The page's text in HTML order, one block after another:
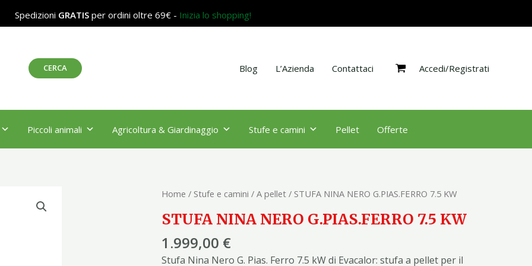
Spedizioni GRATIS per ordini oltre 69€ - Inizia lo shopping!
CERCA Blog L’Azienda Contattaci Accedi/Registrati
Piccoli animali Agricoltura & Giardinaggio Stufe e camini Pellet Offerte
Home / Stufe e camini / A pellet / STUFA NINA NERO G.PIAS.FERRO 7.5 KW
STUFA NINA NERO G.PIAS.FERRO 7.5 KW
1.999,00 €
Stufa Nina Nero G. Pias. Ferro 7.5 kW di Evacalor: stufa a pellet per il
STUFA
NERO
G.PIAS.FERRO
7.5
7.5